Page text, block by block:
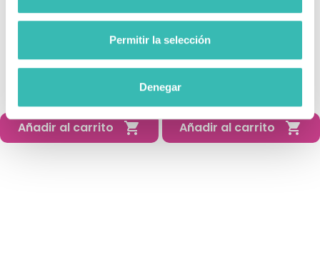
Permitir la selección
Denegar
Caminador De Interior
Añadir al carrito

Rollator Bariátrico De
Aluminio XL Hasta 180 Kg
Añadir al carrito
